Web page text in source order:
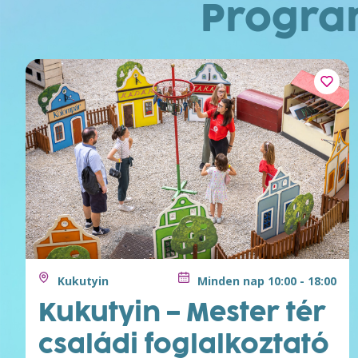
Kukutyin Minden nap 10:00 - 18:00
Kukutyin – Mester tér
családi foglalkoztató